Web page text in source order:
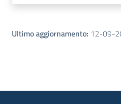
Ultimo aggiornamento: 12-09-